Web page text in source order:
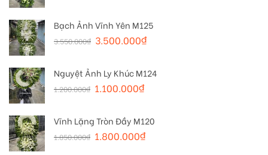
Bạch Ảnh Vĩnh Yên M125
3.550.000₫ 3.500.000₫
Nguyệt Ảnh Ly Khúc M124
1.200.000₫ 1.100.000₫
Vĩnh Lặng Tròn Đầy M120
1.850.000₫ 1.800.000₫